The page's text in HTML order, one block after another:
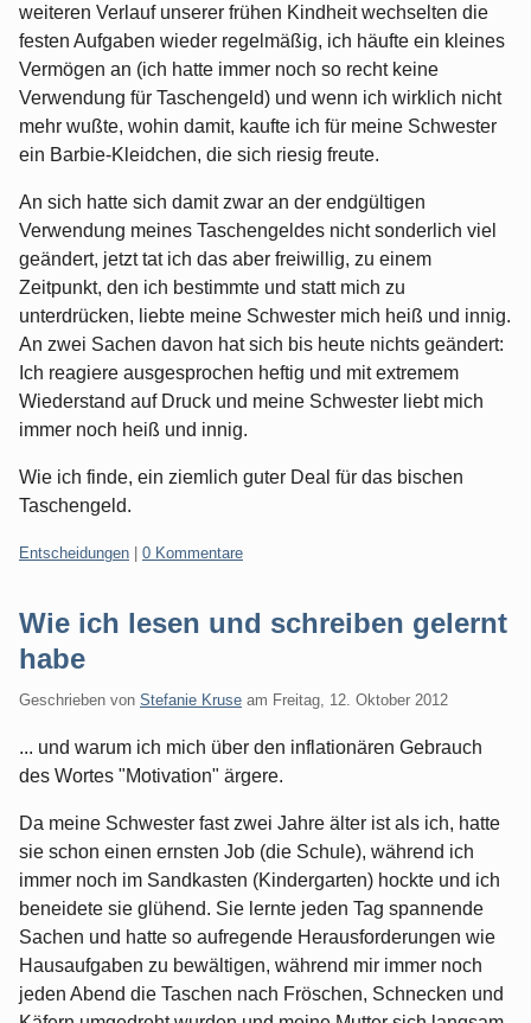
weiteren Verlauf unserer frühen Kindheit wechselten die
festen Aufgaben wieder regelmäßig, ich häufte ein kleines
Vermögen an (ich hatte immer noch so recht keine
Verwendung für Taschengeld) und wenn ich wirklich nicht
mehr wußte, wohin damit, kaufte ich für meine Schwester
ein Barbie-Kleidchen, die sich riesig freute.
An sich hatte sich damit zwar an der endgültigen
Verwendung meines Taschengeldes nicht sonderlich viel
geändert, jetzt tat ich das aber freiwillig, zu einem
Zeitpunkt, den ich bestimmte und statt mich zu
unterdrücken, liebte meine Schwester mich heiß und innig.
An zwei Sachen davon hat sich bis heute nichts geändert:
Ich reagiere ausgesprochen heftig und mit extremem
Wiederstand auf Druck und meine Schwester liebt mich
immer noch heiß und innig.
Wie ich finde, ein ziemlich guter Deal für das bischen
Taschengeld.
Kategorien:
Entscheidungen 0 Kommentare
Wie ich lesen und schreiben gelernt
habe
Geschrieben von Stefanie Kruse am Freitag, 12. Oktober 2012
... und warum ich mich über den inflationären Gebrauch
des Wortes "Motivation" ärgere.
Da meine Schwester fast zwei Jahre älter ist als ich, hatte
sie schon einen ernsten Job (die Schule), während ich
immer noch im Sandkasten (Kindergarten) hockte und ich
beneidete sie glühend. Sie lernte jeden Tag spannende
Sachen und hatte so aufregende Herausforderungen wie
Hausaufgaben zu bewältigen, während mir immer noch
jeden Abend die Taschen nach Fröschen, Schnecken und